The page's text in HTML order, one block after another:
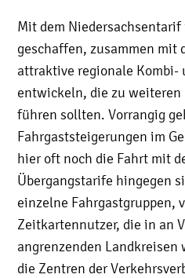
Mit dem
geschaffen, zusammen mit
attraktive regionale Kombi-
entwickeln, die zu weiteren
führen sollten. Vorrangig
Fahrgaststeigerungen im
hier oft noch die Fahrt mit
Übergangstarife hingegen
einzelne Fahrgastgruppen,
Zeitkartennutzer, die in an
angrenzenden
die Zentren der